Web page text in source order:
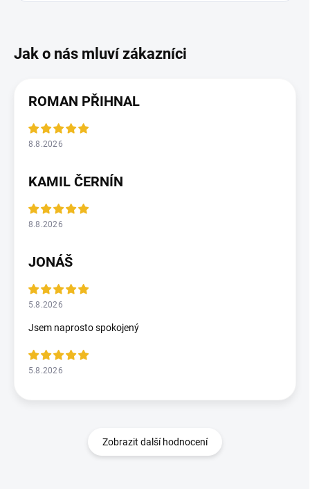
ROMAN PŘIHNAL
8.8.2026
KAMIL ČERNÍN
8.8.2026
JONÁŠ
5.8.2026
Jsem naprosto spokojený
5.8.2026
Zobrazit další hodnocení